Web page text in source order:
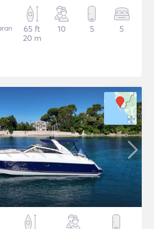
65 ft
20 m
10 5 5